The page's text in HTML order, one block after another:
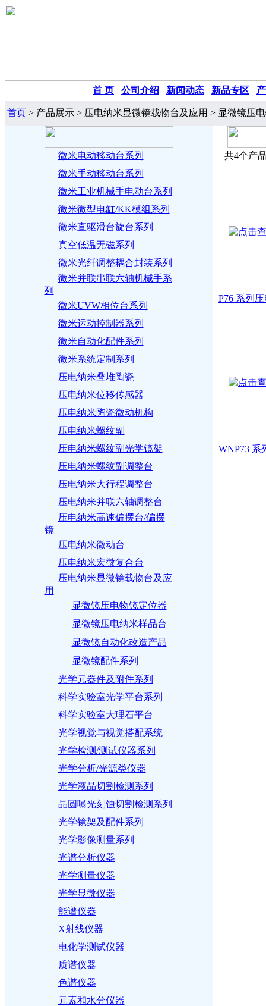
首 页 公司介绍 新闻动态 新品专区
首页 > 产品展示 > 压电纳米显微镜载物台及应用 > 显微镜压
微米电动移动台系列
微米手动移动台系列
微米工业机械手电动台系列
微米微型电缸/KK模组系列
微米直驱滑台旋台系列
真空低温无磁系列
微米光纤调整耦合封装系列
微米并联串联六轴机械手系
列
微米UVW相位台系列
微米运动控制器系列
微米自动化配件系列
微米系统定制系列
压电纳米叠堆陶瓷
压电纳米位移传感器
压电纳米陶瓷微动机构
压电纳米螺纹副
压电纳米螺纹副光学镜架
压电纳米螺纹副调整台
压电纳米大行程调整台
压电纳米并联六轴调整台
压电纳米高速偏摆台/偏摆
镜
压电纳米微动台
压电纳米宏微复合台
压电纳米显微镜载物台及应
用
显微镜压电物镜定位器
显微镜压电纳米样品台
显微镜自动化改造产品
显微镜配件系列
光学元器件及附件系列
科学实验室光学平台系列
科学实验室大理石平台
光学视觉与视觉搭配系统
光学检测/测试仪器系列
光学分析/光源类仪器
光学液晶切割检测系列
晶圆曝光刻蚀切割检测系列
光学镜架及配件系列
光学影像测量系列
光谱分析仪器
光学测量仪器
光学显微仪器
能谱仪器
X射线仪器
电化学测试仪器
质谱仪器
色谱仪器
元素和水分仪器
共4个产
P76 系列
WNP73 系